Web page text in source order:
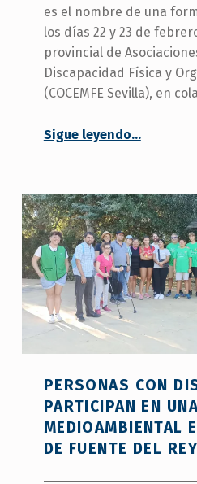
es el nombre de una
los días 22 y 23 de
provincial de
Discapacidad Física y
(COCEMFE Sevilla), en
Sigue leyendo“La Policía Turística y personal de la Oficina de Turismo se forma en materia de accesibilidad con COCEMFE Sevilla”
…
PERSONAS CON
PARTICIPAN EN
MEDIOAMBIENTAL
DE FUENTE DEL REY